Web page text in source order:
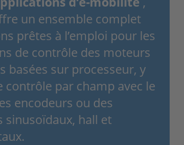
un ensemble complet
prêtes à l’emploi pour les
de contrôle des moteurs
basées sur processeur, y
contrôle par champ avec le
encodeurs ou des
sinusoïdaux, hall et